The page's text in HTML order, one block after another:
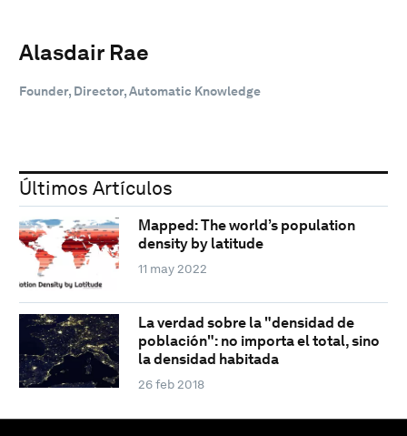
Alasdair Rae
Founder, Director, Automatic Knowledge
Últimos Artículos
Mapped: The world’s population
density by latitude
11 may 2022
La verdad sobre la "densidad de
población": no importa el total, sino
la densidad habitada
26 feb 2018